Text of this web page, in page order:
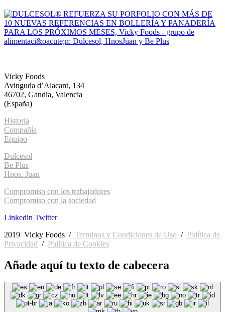
Vicky Foods
Avinguda d’Alacant, 134
46702, Gandia, Valencia
(España)
Historia
Compañía
Equipo
Dulcesol
Be Plus
Hnos. Juan
Compromiso con los trabajadores
Compromiso con la sociedad
Linkedin Twitter
2019 Vicky Foods / Terminos y Condiciones de Uso / Política de
Privacidad / Política de Cookies
Añade aquí tu texto de cabecera